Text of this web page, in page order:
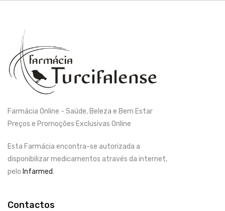
Farmácia Online - Saúde, Beleza e Bem Estar
Preços e Promoções Exclusivas Online
Esta Farmácia encontra-se autorizada a
disponibilizar medicamentos através da internet,
pelo Infarmed.
Contactos